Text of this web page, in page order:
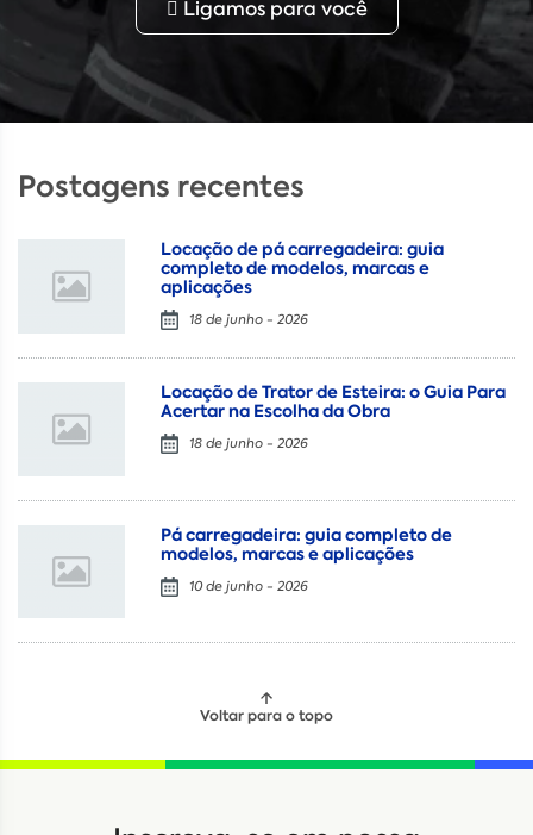
Ligamos para você
Postagens recentes
Locação de pá carregadeira: guia
completo de modelos, marcas e
aplicações
18 de junho - 2026
Locação de Trator de Esteira: o Guia Para
Acertar na Escolha da Obra
18 de junho - 2026
Pá carregadeira: guia completo de
modelos, marcas e aplicações
10 de junho - 2026
Voltar para o topo
Locação Compra de seminovos